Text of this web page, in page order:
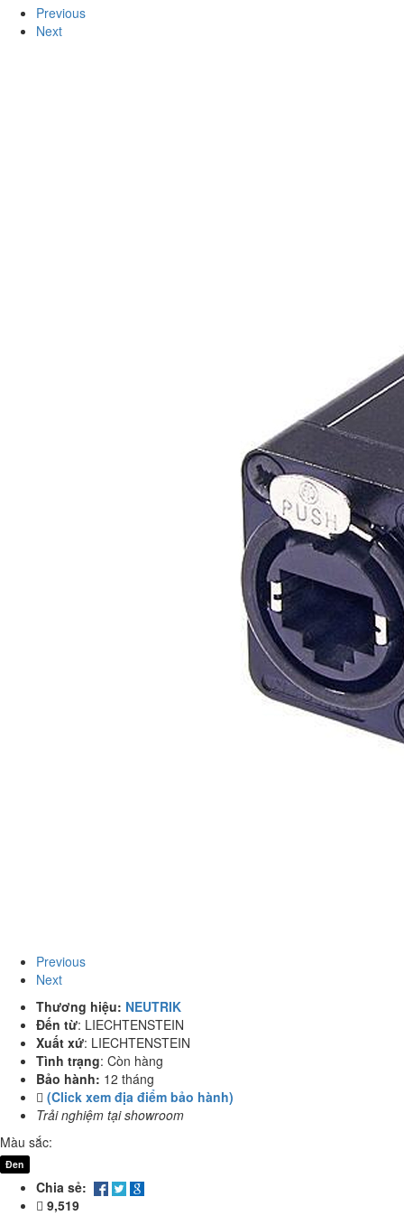
Previous
Next
Previous
Next
Thương hiệu: NEUTRIK
Đến từ: LIECHTENSTEIN
Xuất xứ: LIECHTENSTEIN
Tình trạng: Còn hàng
Bảo hành: 12 tháng
(Click xem địa điểm bảo hành)
Trải nghiệm tại showroom
Màu sắc:
Đen
Chia sẻ:
9,519